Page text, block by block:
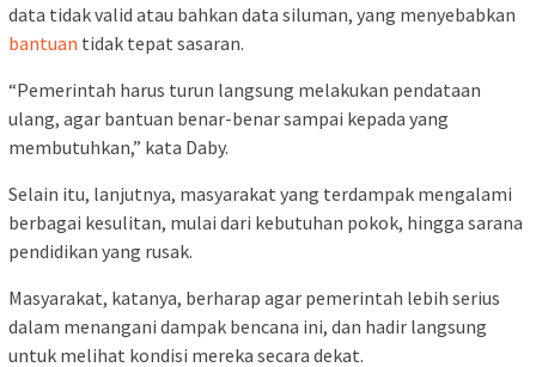
data tidak valid atau bahkan data siluman, yang menyebabkan
bantuan tidak tepat sasaran.
“Pemerintah harus turun langsung melakukan pendataan
ulang, agar bantuan benar-benar sampai kepada yang
membutuhkan,” kata Daby.
Selain itu, lanjutnya, masyarakat yang terdampak mengalami
berbagai kesulitan, mulai dari kebutuhan pokok, hingga sarana
pendidikan yang rusak.
Masyarakat, katanya, berharap agar pemerintah lebih serius
dalam menangani dampak bencana ini, dan hadir langsung
untuk melihat kondisi mereka secara dekat.